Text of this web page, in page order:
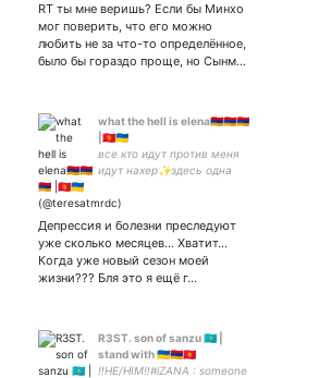
RT ты мне веришь? Если бы Минхо
мог поверить, что его можно
любить не за что-то определённое,
было бы гораздо проще, но Сынм…
what the hell is elena🇦🇲🇦🇲🇦🇲
|🇰🇬🇺🇦
все кто идут против меня
идут нахер✨здесь одна
делится жизненными
историями✨
#StandwithArmenia
#Алиевмразь
#AzerbaijanIsATerroristState
Депрессия и болезни преследуют
уже сколько месяцев... Хватит...
Когда уже новый сезон моей
жизни??? Бля это я ещё г…
R3ST. son of sanzu 🇰🇿 |
stand with 🇺🇦🇦🇲🇰🇬
‼️HE/HIM‼️#iZANA : someone